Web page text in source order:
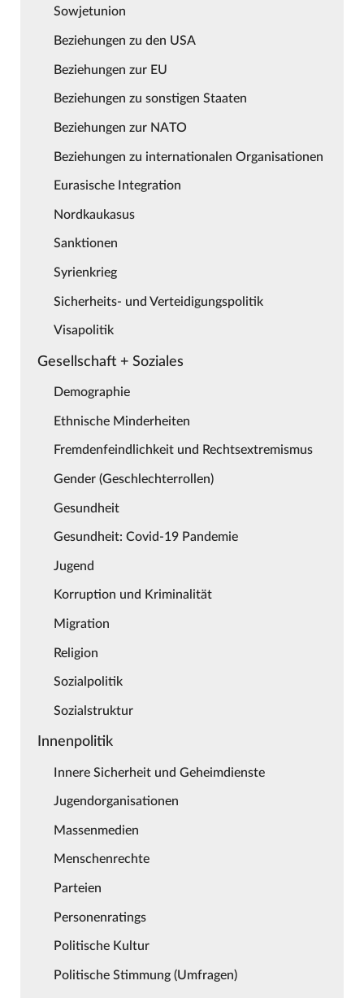
Sowjetunion
Beziehungen zu den USA
Beziehungen zur EU
Beziehungen zu sonstigen Staaten
Beziehungen zur NATO
Beziehungen zu internationalen Organisationen
Eurasische Integration
Nordkaukasus
Sanktionen
Syrienkrieg
Sicherheits- und Verteidigungspolitik
Visapolitik
Gesellschaft + Soziales
Demographie
Ethnische Minderheiten
Fremdenfeindlichkeit und Rechtsextremismus
Gender (Geschlechterrollen)
Gesundheit
Gesundheit: Covid-19 Pandemie
Jugend
Korruption und Kriminalität
Migration
Religion
Sozialpolitik
Sozialstruktur
Innenpolitik
Innere Sicherheit und Geheimdienste
Jugendorganisationen
Massenmedien
Menschenrechte
Parteien
Personenratings
Politische Kultur
Politische Stimmung (Umfragen)